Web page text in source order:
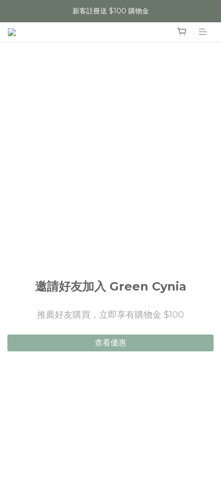
新客註冊送 $100 購物金
邀請好友加入 Green Cynia
推薦好友購買，立即享有購物金 $100
查看優惠